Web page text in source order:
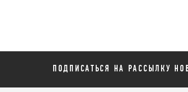
ПОДПИСАТЬСЯ НА РАССЫЛКУ